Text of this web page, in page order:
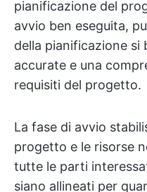
pianificazione del
avvio ben eseguita,
della pianificazione si
accurate e una
requisiti del progetto.
La fase di avvio
progetto e le risorse
tutte le parti
siano allineati per